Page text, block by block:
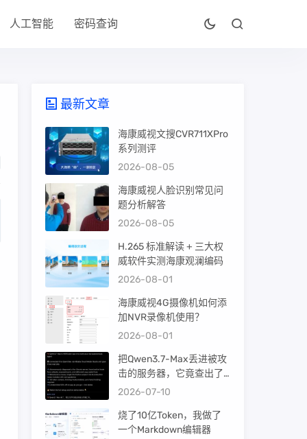
人工智能 密码查询
最新文章
海康威视文搜CVR711XPro
系列测评
2026-08-05
海康威视人脸识别常见问
题分析解答
2026-08-05
H.265 标准解读 + 三大权
威软件实测海康观澜编码
2026-08-01
海康威视4G摄像机如何添
加NVR录像机使用？
2026-08-01
把Qwen3.7-Max丢进被攻
击的服务器，它竟查出了
暴力破解！
2026-07-10
烧了10亿Token，我做了
一个Markdown编辑器